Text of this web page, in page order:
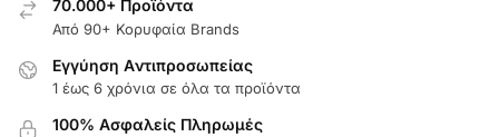
70.000+ Προϊόντα
Από 90+ Κορυφαία Brands
Εγγύηση Aντιπροσωπείας
1 έως 6 χρόνια σε όλα τα προϊόντα
100% Ασφαλείς Πληρωμές